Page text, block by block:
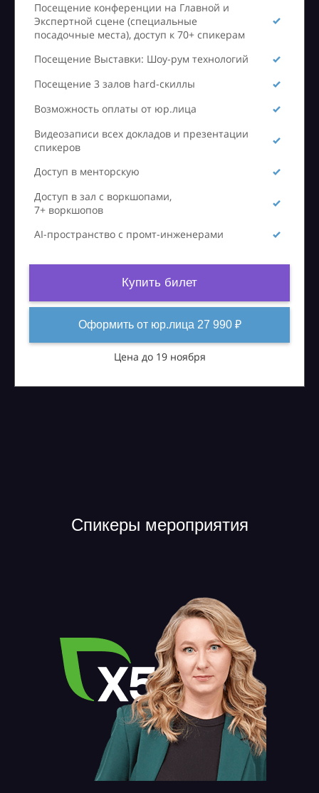
Посещение конференции на Главной и
Экспертной сцене (специальные
посадочные места), доступ к 70+ спикерам
Посещение Выставки: Шоу-рум технологий
Посещение 3 залов hard-скиллы
Возможность оплаты от юр.лица
Видеозаписи всех докладов и презентации
спикеров
Доступ в менторскую
Доступ в зал с воркшопами,
7+ воркшопов
AI-пространство с промт-инженерами
Купить билет
Оформить от юр.лица 27 990 ₽
Цена до 19 ноября
Спикеры мероприятия